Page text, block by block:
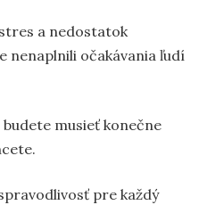
a nedostatok
nenaplnili očakávania ľudí
musieť konečne
pre každý